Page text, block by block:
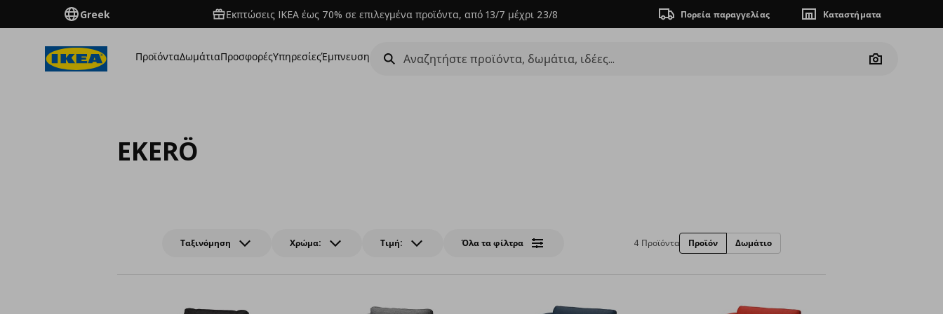
Greek Εκπτώσεις IKEA έως 70% σε επιλεγμένα προϊόντα, από 13/7 μέχρι 23/8 Πορεία παραγγελίας Καταστήματα
ΠροϊόνταΔωμάτιαΠροσφορέςΥπηρεσίεςΈμπνευση
Camera
EKERÖ
Ταξινόμηση Χρώμα: Τιμή: Όλα τα φίλτρα 4 Προϊόντα Προϊόν Δωμάτιο